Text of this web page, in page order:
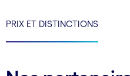
PRIX ET DISTINCTIONS